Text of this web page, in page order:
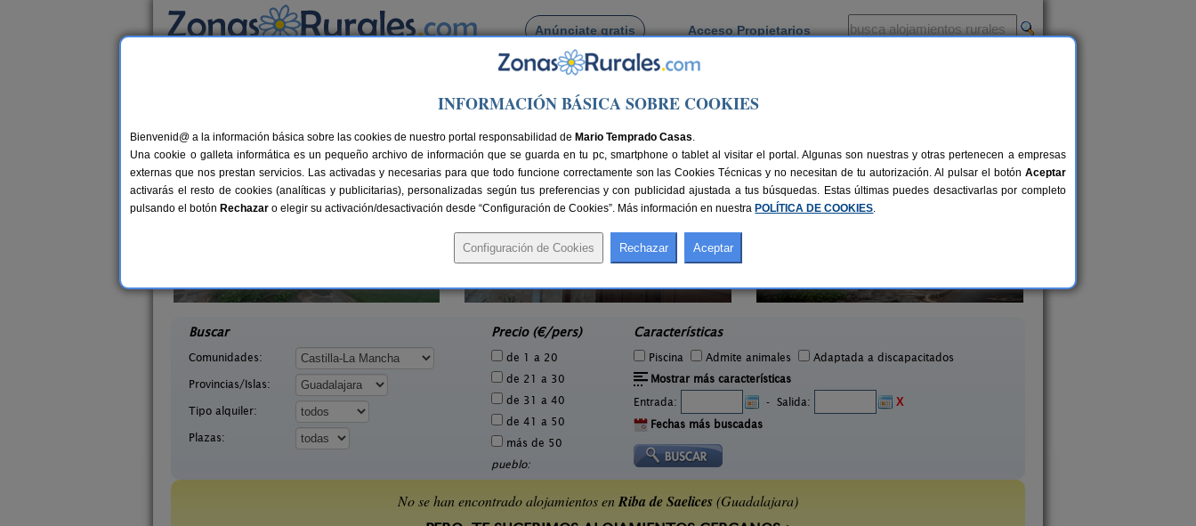
Anúnciate gratis Acceso Propietarios
Busca por pueblo
> Riba de Saelices
Casas Rurales cerca de Riba de Saelices
22 €
Albergue Rural El Molino
Buscar
Comunidades:
Provincias/Islas:
Tipo alquiler:
Plazas:
Precio (€/pers)
de 1 a 20
de 21 a 30
de 31 a 40
de 41 a 50
más de 50
pueblo:
Características
Piscina Admite animales
Adaptada a discapacitados
Mostrar más características
Entrada:
- Salida:
X
Fechas más buscadas
No se han encontrado alojamientos enRiba de Saelices(Guadalajara)
INFORMACIÓN BÁSICA SOBRE COOKIES
Bienvenid@ a la información básica sobre las cookies de nuestro portal responsabilidad de Mario Temprado Casas.
Una cookie o galleta informática es un pequeño archivo de información que se guarda en tu pc, smartphone o tablet al visitar el portal. Algunas son nuestras y otras pertenecen a empresas
externas que nos prestan servicios. Las activadas y necesarias para que todo funcione correctamente son las Cookies Técnicas y no necesitan de tu autorización. Al pulsar el botón Aceptar
activarás el resto de cookies (analíticas y publicitarias), personalizadas según tus preferencias y con publicidad ajustada a tus búsquedas. Estas últimas puedes desactivarlas por completo
pulsando el botón Rechazar o elegir su activación/desactivación desde “Configuración de Cookies”. Más información en nuestra POLÍTICA DE COOKIES.